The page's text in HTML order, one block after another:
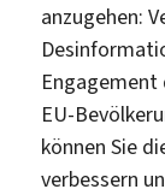
anzugehen:
EU-
können Sie
verbessern